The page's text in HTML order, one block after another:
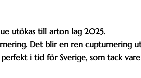
utökas till arton lag 2025.
Det blir en ren cupturnering
i tid för Sverige, som tack